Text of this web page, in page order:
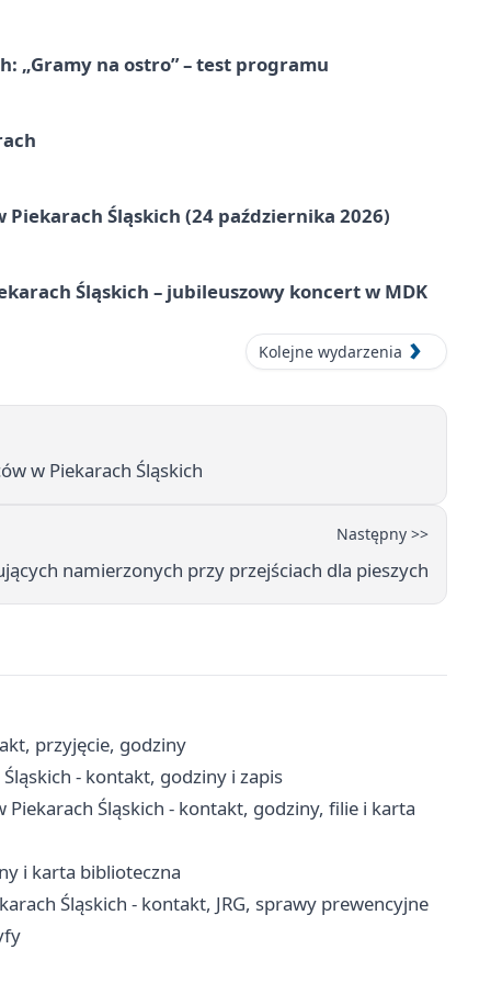
„Gramy na ostro” – test programu
Piekarach Śląskich (24 października 2026)
Śląskich – jubileuszowy koncert w MDK
Kolejne wydarzenia
w Piekarach Śląskich
Następny >>
namierzonych przy przejściach dla pieszych
przyjęcie, godziny
- kontakt, godziny i zapis
Śląskich - kontakt, godziny, filie i karta
i karta biblioteczna
Śląskich - kontakt, JRG, sprawy prewencyjne